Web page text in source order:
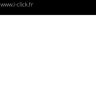
www.i-click.fr